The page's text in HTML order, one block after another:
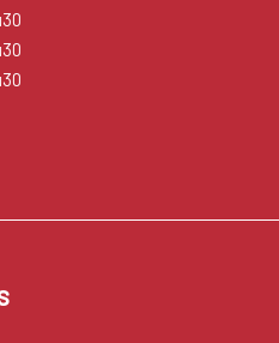
niet meer plast. In dit geval
worden.